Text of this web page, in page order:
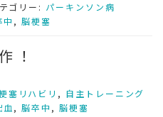
ゴリー: パーキンソン病
中 ,脳梗塞
！
塞リハビリ , 自主トレーニング
血 ,脳卒中 , 脳梗塞